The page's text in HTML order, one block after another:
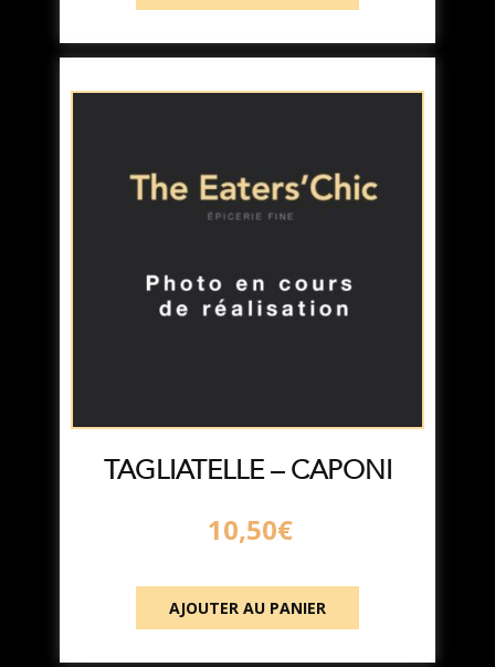
TAGLIATELLE – CAPONI
10,50€
AJOUTER AU PANIER